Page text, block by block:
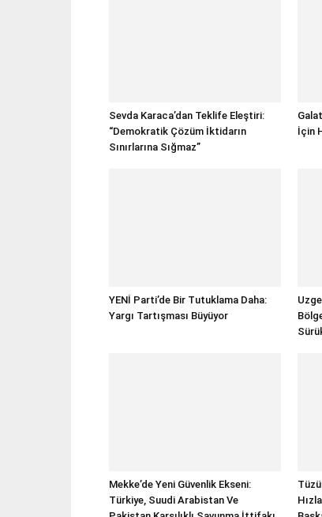
Sevda Karaca’dan Teklife Eleştiri:
“Demokratik Çözüm İktidarın
Sınırlarına Sığmaz”
İçin
YENİ Parti’de Bir Tutuklama Daha:
Yargı Tartışması Büyüyor
Mekke’de Yeni Güvenlik Ekseni:
Türkiye, Suudi Arabistan Ve